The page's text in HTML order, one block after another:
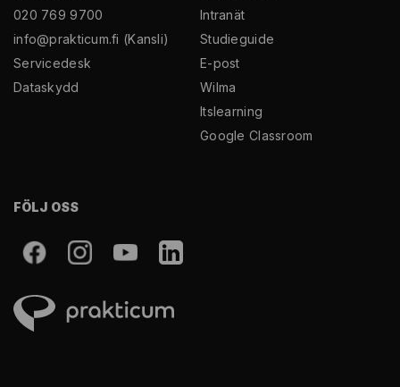
020 769 9700
info@prakticum.fi (Kansli)
Servicedesk
Dataskydd
Intranät
Studieguide
E-post
Wilma
Itslearning
Google Classroom
FÖLJ OSS